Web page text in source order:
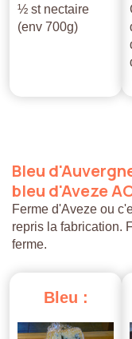
½ st nectaire
(env 700g)
Bleu
bleu d'Aveze
Ferme d'Aveze ou
repris la fabrication.
ferme.
Bleu :